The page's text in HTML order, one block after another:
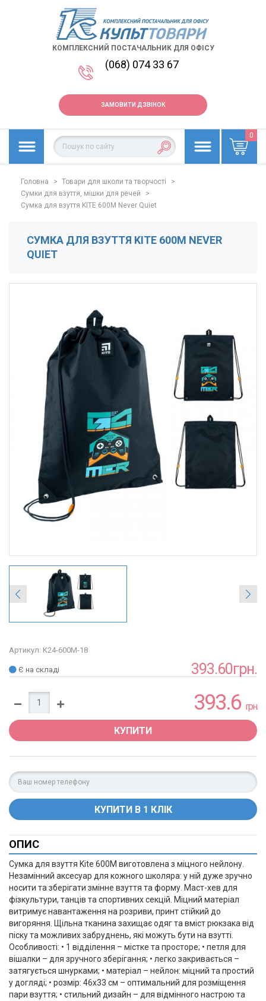
КОМПЛЕКСНИЙ ПОСТАЧАЛЬНИК ДЛЯ ОФІСУ
(068) 074 33 67
ЗАМОВИТИ ДЗВІНОК
0
Головна > Товари для школи та творчості
>
Сумки для взуття, мішки для речей
>
Сумка для взуття KITE 600M Never Quiet
СУМКА ДЛЯ ВЗУТТЯ KITE 600M NEVER
QUIET
Артикул: K24-600M-18
Є на складі 393.60грн.
393.6 грн.
КУПИТИ
ОПИС
Сумка для взуття Kite 600M виготовлена з міцного нейлону.
Незамінний аксесуар для кожного школяра: у ній дуже зручно
носити та зберігати змінне взуття та форму. Маст-хев для
фізкультури, танців та спортивних секцій. Міцний матеріал
витримує навантаження на розриви, принт стійкий до
вигоряння. Щільна тканина захищає одяг та вміст рюкзака від
піску та можливих забруднень, які можуть бути на взутті.
Особливості: • 1 відділення – містке та просторе; • петля для
вішалки – для зручного зберігання; • легко закривається –
затягується шнурками; • матеріал – нейлон: міцний та простий
у догляді; • розмір: 46x33 см – оптимальний для розміщення
пари взуття; • стильний дизайн – для відмінного настрою та